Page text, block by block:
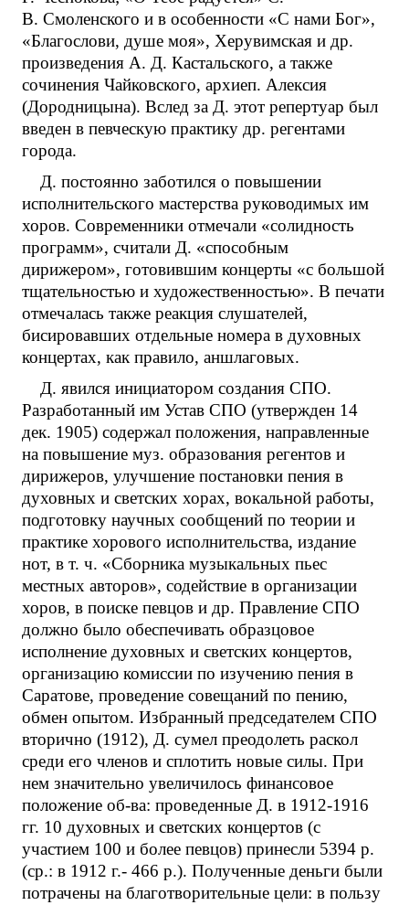
В. Смоленского и в особенности «С нами Бог»,
«Благослови, душе моя», Херувимская и др.
произведения А. Д. Кастальского, а также
сочинения Чайковского, архиеп. Алексия
(Дородницына). Вслед за Д. этот репертуар был
введен в певческую практику др. регентами
города.
Д. постоянно заботился о повышении
исполнительского мастерства руководимых им
хоров. Современники отмечали «солидность
программ», считали Д. «способным
дирижером», готовившим концерты «с большой
тщательностью и художественностью». В печати
отмечалась также реакция слушателей,
бисировавших отдельные номера в духовных
концертах, как правило, аншлаговых.
Д. явился инициатором создания СПО.
Разработанный им Устав СПО (утвержден 14
дек. 1905) содержал положения, направленные
на повышение муз. образования регентов и
дирижеров, улучшение постановки пения в
духовных и светских хорах, вокальной работы,
подготовку научных сообщений по теории и
практике хорового исполнительства, издание
нот, в т. ч. «Сборника музыкальных пьес
местных авторов», содействие в организации
хоров, в поиске певцов и др. Правление СПО
должно было обеспечивать образцовое
исполнение духовных и светских концертов,
организацию комиссии по изучению пения в
Саратове, проведение совещаний по пению,
обмен опытом. Избранный председателем СПО
вторично (1912), Д. сумел преодолеть раскол
среди его членов и сплотить новые силы. При
нем значительно увеличилось финансовое
положение об-ва: проведенные Д. в 1912-1916
гг. 10 духовных и светских концертов (с
участием 100 и более певцов) принесли 5394 р.
(ср.: в 1912 г.- 466 р.). Полученные деньги были
потрачены на благотворительные цели: в пользу